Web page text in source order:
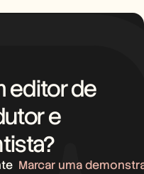
editor de
e
Marcar uma